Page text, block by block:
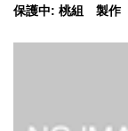
保護中: 桃組 製作